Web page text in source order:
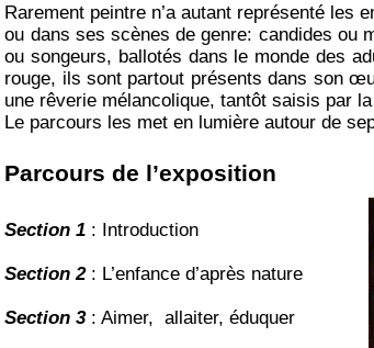
Rarement peintre n’a autant représenté les
ou dans ses scènes de genre: candides ou
ou songeurs, ballotés dans le monde des
rouge, ils sont partout présents dans son
une rêverie mélancolique, tantôt saisis par
Le parcours les met en lumière autour de
​Parcours de l’exposition
Section 1 : Introduction
Section 2 : L’enfance d’après nature
Section 3 : Aimer, allaiter, éduquer